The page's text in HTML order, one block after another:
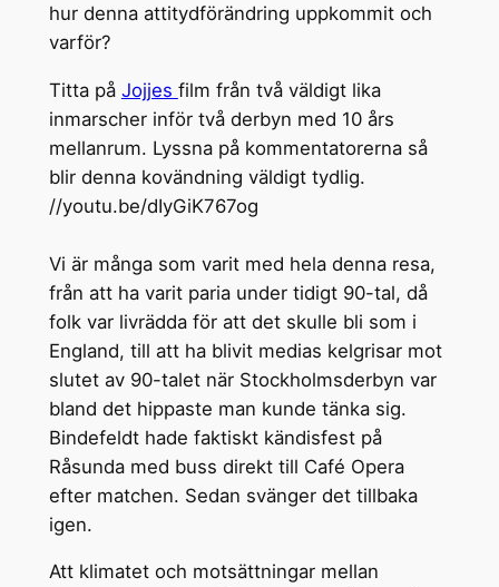
hur denna attitydförändring uppkommit och
varför?
Titta på Jojjes film från två väldigt lika
inmarscher inför två derbyn med 10 års
mellanrum. Lyssna på kommentatorerna så
blir denna kovändning väldigt tydlig.
//youtu.be/dIyGiK767og
Vi är många som varit med hela denna resa,
från att ha varit paria under tidigt 90-tal, då
folk var livrädda för att det skulle bli som i
England, till att ha blivit medias kelgrisar mot
slutet av 90-talet när Stockholmsderbyn var
bland det hippaste man kunde tänka sig.
Bindefeldt hade faktiskt kändisfest på
Råsunda med buss direkt till Café Opera
efter matchen. Sedan svänger det tillbaka
igen.
Att klimatet och motsättningar mellan